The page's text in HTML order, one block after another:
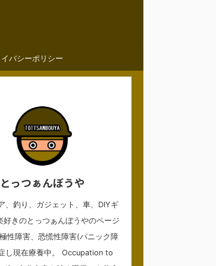
バシーポリシー
とっつぁんぼうや
、釣り、ガジェット、車、DIYギ
好きのとっつぁんぼうやのページ
性障害、恐慌性障害(パニック障
し現在療養中。 Occupation to